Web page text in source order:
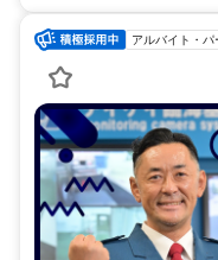
アルバイト・パ